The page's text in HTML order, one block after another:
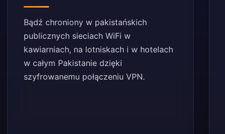
Bądź chroniony w pakistańskich
publicznych sieciach WiFi w
kawiarniach, na lotniskach i w hotelach
w całym Pakistanie dzięki
szyfrowanemu połączeniu VPN.